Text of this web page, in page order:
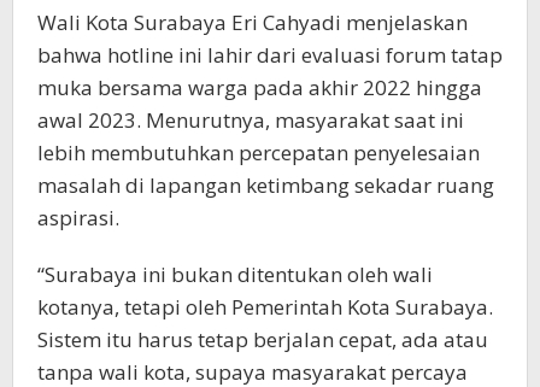
Wali Kota Surabaya Eri Cahyadi menjelaskan
bahwa hotline ini lahir dari evaluasi forum tatap
muka bersama warga pada akhir 2022 hingga
awal 2023. Menurutnya, masyarakat saat ini
lebih membutuhkan percepatan penyelesaian
masalah di lapangan ketimbang sekadar ruang
aspirasi.
“Surabaya ini bukan ditentukan oleh wali
kotanya, tetapi oleh Pemerintah Kota Surabaya.
Sistem itu harus tetap berjalan cepat, ada atau
tanpa wali kota, supaya masyarakat percaya